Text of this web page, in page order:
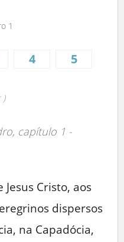
1
4 5
)
capítulo 1 -
Cristo, aos
dispersos
na Capadócia,